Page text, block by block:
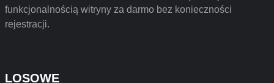
funkcjonalnością witryny za darmo bez konieczności
rejestracji.
LOSOWE